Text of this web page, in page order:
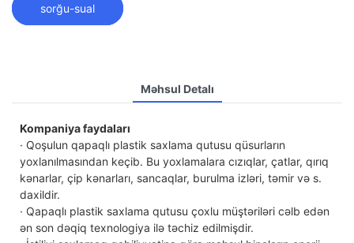
sorğu-sual
Məhsul Detalı
Kompaniya faydaları
· Qoşulun qapaqlı plastik saxlama qutusu qüsurların
yoxlanılmasından keçib. Bu yoxlamalara cızıqlar, çatlar, qırıq
kənarlar, çip kənarları, sancaqlar, burulma izləri, təmir və s.
daxildir.
· Qapaqlı plastik saxlama qutusu çoxlu müştəriləri cəlb edən
ən son dəqiq texnologiya ilə təchiz edilmişdir.